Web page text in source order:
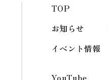
TOP
お知らせ
イベント情報